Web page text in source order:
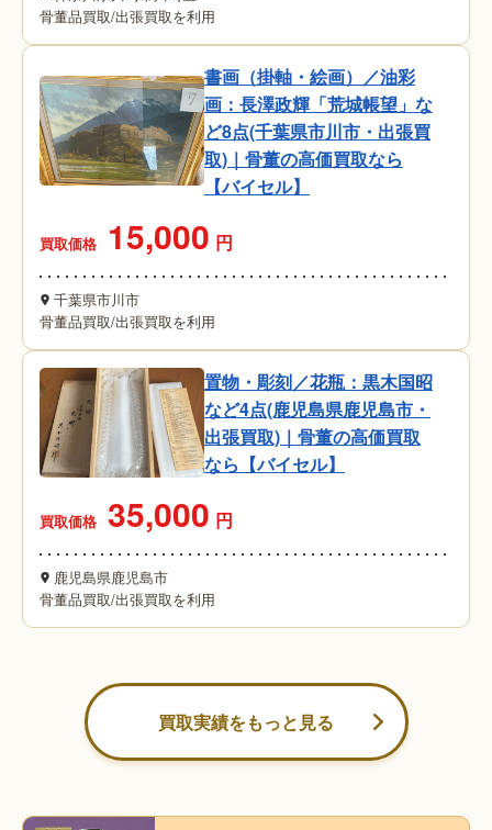
骨董品買取/出張買取を利用
書画（掛軸・絵画）／油彩
画：長澤政輝「荒城帳望」な
ど8点(千葉県市川市・出張買
取)｜骨董の高価買取なら
【バイセル】
買取価格 15,000 円
千葉県市川市
骨董品買取/出張買取を利用
置物・彫刻／花瓶：黒木国昭
など4点(鹿児島県鹿児島市・
出張買取)｜骨董の高価買取
なら【バイセル】
買取価格 35,000 円
鹿児島県鹿児島市
骨董品買取/出張買取を利用
買取実績をもっと見る